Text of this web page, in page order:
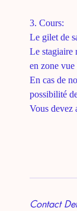
3. Cours:
Le gilet de
Le stagiaire
en zone
En cas de
possibilité
Vous devez
Contact